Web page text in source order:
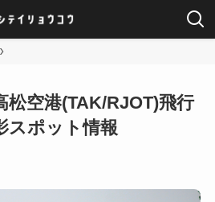
松空港(TAK/RJOT)飛行
スポット情報